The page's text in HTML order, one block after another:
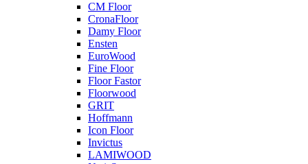
CM Floor
CronaFloor
Damy Floor
Ensten
EuroWood
Fine Floor
Floor Fastor
Floorwood
GRIT
Hoffmann
Icon Floor
Invictus
LAMIWOOD